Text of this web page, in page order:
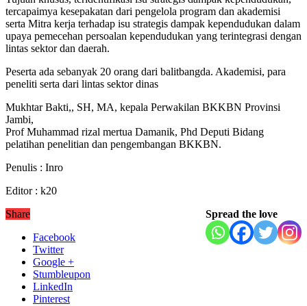
tercapaimya kesepakatan dari pengelola program dan akademisi
serta Mitra kerja terhadap isu strategis dampak kependudukan dalam
upaya pemecehan persoalan kependudukan yang terintegrasi dengan
lintas sektor dan daerah.
Peserta ada sebanyak 20 orang dari balitbangda. Akademisi, para
peneliti serta dari lintas sektor dinas
Mukhtar Bakti,, SH, MA, kepala Perwakilan BKKBN Provinsi
Jambi,
Prof Muhammad rizal mertua Damanik, Phd Deputi Bidang
pelatihan penelitian dan pengembangan BKKBN.
Penulis : Inro
Editor : k20
Spread the love
Share
Facebook
Twitter
Google +
Stumbleupon
LinkedIn
Pinterest